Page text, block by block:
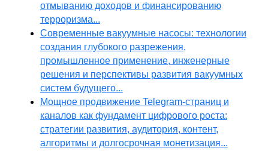
отмыванию доходов и финансированию
терроризма...
Современные вакуумные насосы: технологии
создания глубокого разрежения,
промышленное применение, инженерные
решения и перспективы развития вакуумных
систем будущего...
Мощное продвижение Telegram-страниц и
каналов как фундамент цифрового роста:
стратегии развития, аудитория, контент,
алгоритмы и долгосрочная монетизация...